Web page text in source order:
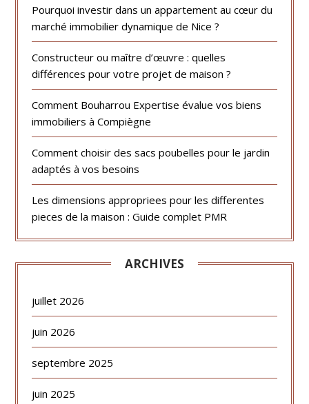
Pourquoi investir dans un appartement au cœur du
marché immobilier dynamique de Nice ?
Constructeur ou maître d’œuvre : quelles
différences pour votre projet de maison ?
Comment Bouharrou Expertise évalue vos biens
immobiliers à Compiègne
Comment choisir des sacs poubelles pour le jardin
adaptés à vos besoins
Les dimensions appropriees pour les differentes
pieces de la maison : Guide complet PMR
ARCHIVES
juillet 2026
juin 2026
septembre 2025
juin 2025